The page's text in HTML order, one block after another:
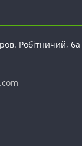
Робітничий, 6а